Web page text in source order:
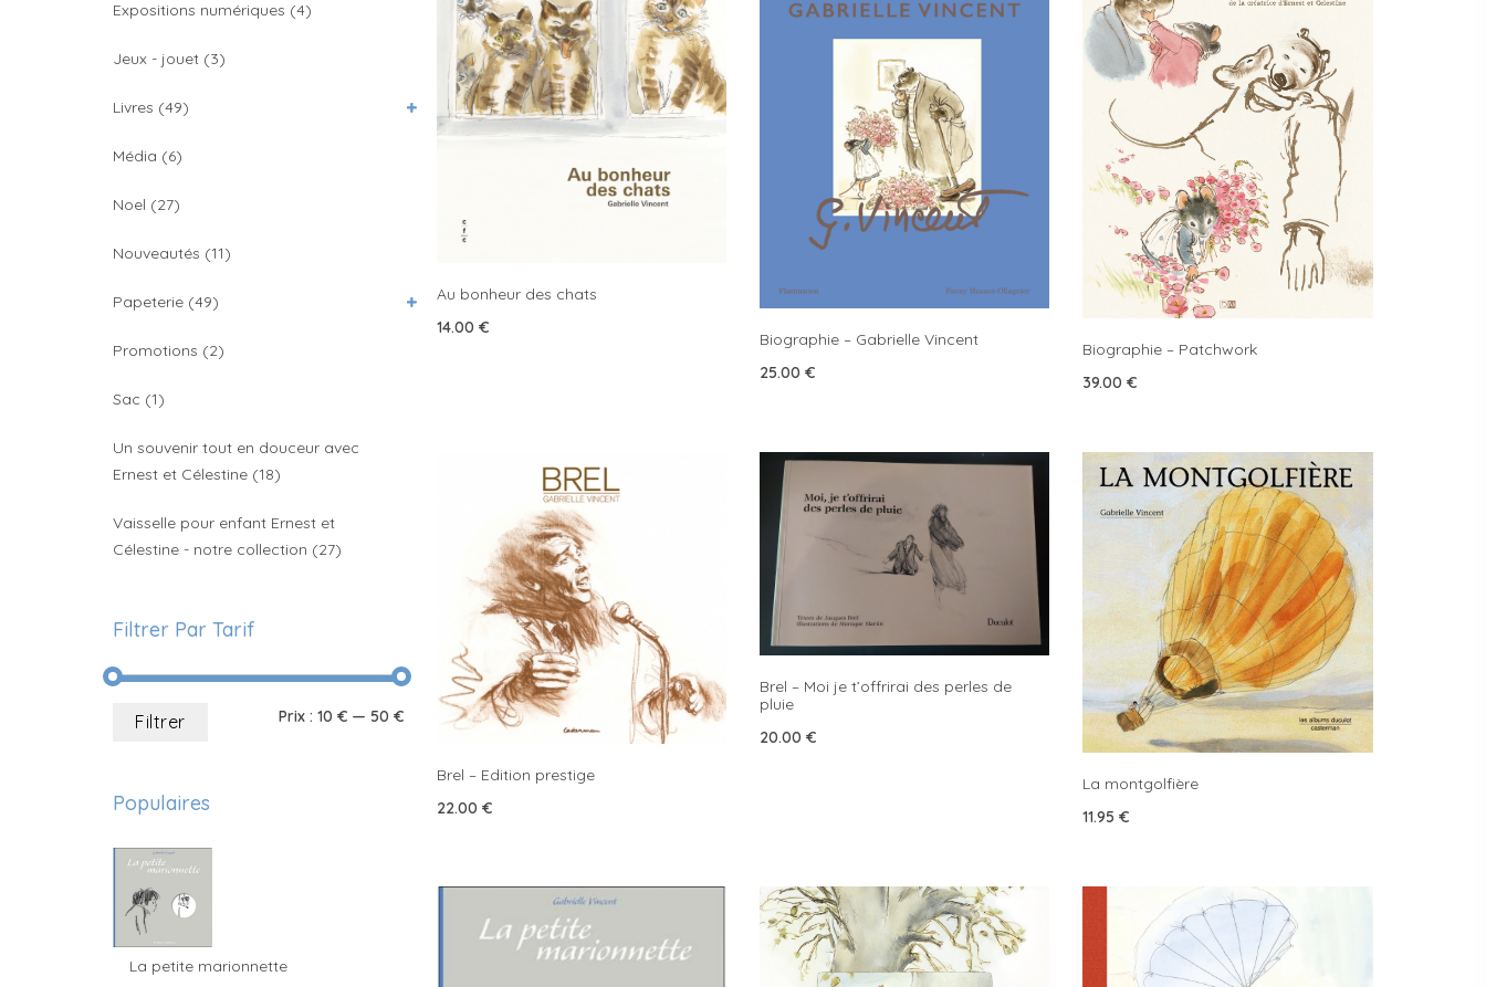
Expositions numériques (4)
Jeux - jouet (3)
Livres (49)
Média (6)
Noel (27)
Nouveautés (11)
Papeterie (49)
Promotions (2)
Sac (1)
Un souvenir tout en douceur avec
Ernest et Célestine (18)
Vaisselle pour enfant Ernest et
Célestine - notre collection (27)
Filtrer Par Tarif
Prix
PrixFiltrer Prix : 10 €— 50 €
Populaires
La petite marionnette
Au bonheur des chats
14.00 €
Biographie – Gabrielle Vincent
25.00 €
Biographie – Patchwork
39.00€
Brel – Edition prestige
22.00 €
Brel – Moi je t’offrirai des perles de
pluie
20.00 €
La montgolfière
11.95€